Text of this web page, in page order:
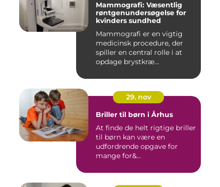
Mammografi: Væsentlig
røntgenundersøgelse for
kvinders sundhed
Mammografi er en vigtig
medicinsk procedure, der
spiller en central rolle i at
opdage brystkræ...
29. nov
Briller til børn i Århus
At finde de helt rigtige briller
til børn kan være en
udfordrende opgave for
mange for&...